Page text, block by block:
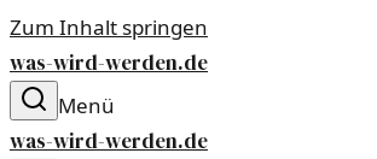
Zum Inhalt springen
was-wird-werden.de
Menü
was-wird-werden.de